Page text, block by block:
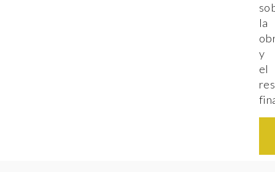
la
y
el